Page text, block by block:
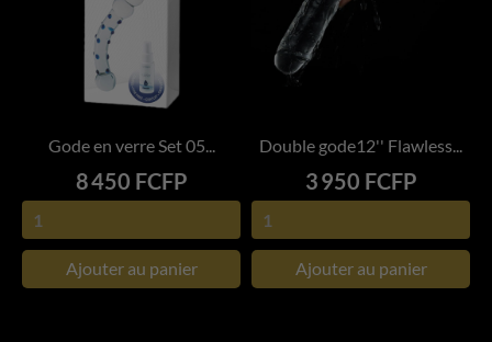
Gode en verre Set 05...
Prix
8 450 FCFP
Ajouter au panier
Double gode12'' Flawless...
Prix
3 950 FCFP
Ajouter au panier